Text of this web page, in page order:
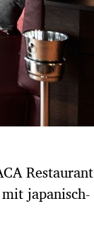
Restaurant
japanisch-